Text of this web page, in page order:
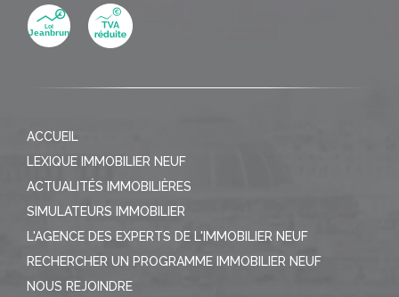
ACCUEIL
LEXIQUE IMMOBILIER NEUF
ACTUALITÉS IMMOBILIÈRES
SIMULATEURS IMMOBILIER
L'AGENCE DES EXPERTS DE L'IMMOBILIER NEUF
RECHERCHER UN PROGRAMME IMMOBILIER NEUF
NOUS REJOINDRE